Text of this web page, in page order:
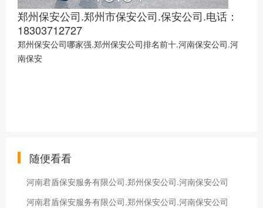
郑州保安公司.郑州市保安公司.保安公司.电话：
18303712727
郑州保安公司哪家强.郑州保安公司排名前十.河南保安公司.河
南保安
随便看看
河南君盾保安服务有限公司.郑州保安公司.河南保安公司
河南君盾保安服务有限公司.郑州保安公司.河南保安公司